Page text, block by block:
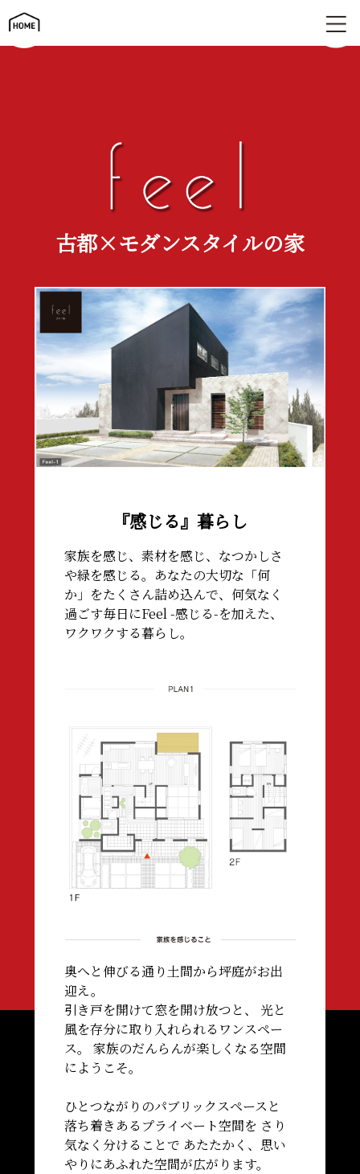
古都×モダンスタイルの家 | feel（フィール）
古都×モダンスタイルの家
『感じる』暮らし
家族を感じ、素材を感じ、なつかしさ
や緑を感じる。あなたの大切な「何
か」をたくさん詰め込んで、何気なく
過ごす毎日にFeel -感じる-を加えた、
ワクワクする暮らし。
奥へと伸びる通り土間から坪庭がお出
迎え。
引き戸を開けて窓を開け放つと、
光と
風を存分に取り入れられるワンスペー
ス。
家族のだんらんが楽しくなる空間
にようこそ。
ひとつながりのパブリックスペースと
落ち着きあるプライベート空間を さり
気なく分けることで あたたかく、思い
やりにあふれた空間が広がります。